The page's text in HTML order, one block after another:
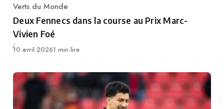
Category
Verts du Monde
Deux Fennecs dans la course au Prix Marc-
Vivien Foé
Publié
10 avril 20261 min lire